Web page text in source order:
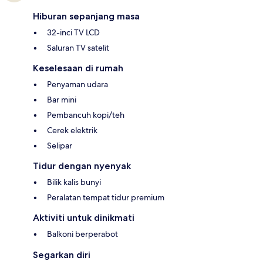
Hiburan sepanjang masa
32-inci TV LCD
Saluran TV satelit
Keselesaan di rumah
Penyaman udara
Bar mini
Pembancuh kopi/teh
Cerek elektrik
Selipar
Tidur dengan nyenyak
Bilik kalis bunyi
Peralatan tempat tidur premium
Aktiviti untuk dinikmati
Balkoni berperabot
Segarkan diri